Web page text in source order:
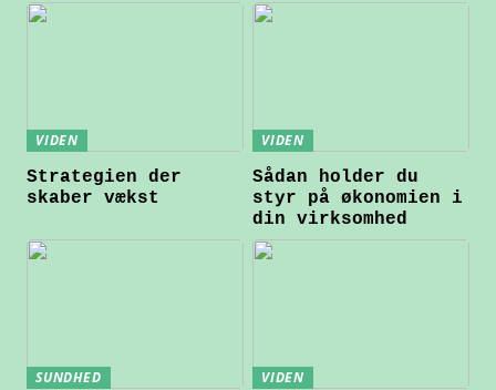
VIDEN
Strategien der
skaber vækst
VIDEN
Sådan holder du
styr på økonomien i
din virksomhed
SUNDHED VIDEN